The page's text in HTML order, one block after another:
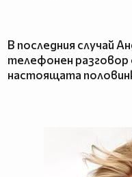
В последния случай
телефонен разговор
настоящата